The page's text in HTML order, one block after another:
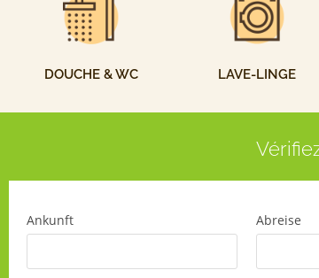
DOUCHE & WC LAVE-LINGE
Ankunft Abreise